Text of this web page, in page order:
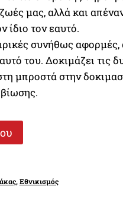
μας, αλλά και
ίδιο τον εαυτό.
συνήθως αφορμές,
του. Δοκιμάζει τις
μπροστά στην
, Εθνικισμός